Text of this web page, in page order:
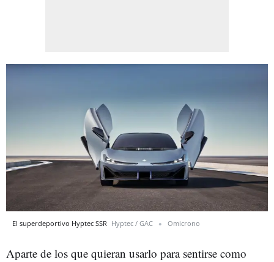
El superdeportivo Hyptec SSR Hyptec / GAC Omicrono
Aparte de los que quieran usarlo para sentirse como